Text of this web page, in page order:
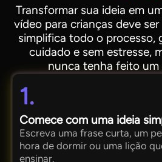
Transformar sua ideia em
vídeo para crianças deve
simplifica todo o processo,
cuidado e sem estresse,
nunca tenha feito um
1.
Comece com uma ideia
Escreva uma frase curta, um
hora de dormir ou uma lição
ensinar.